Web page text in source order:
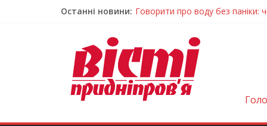
Останні новини: Лікар – на екрані: Як працюють
Пошуки тривають: на
Ветерани Дніпропетровщини
Говорити про воду без паніки: